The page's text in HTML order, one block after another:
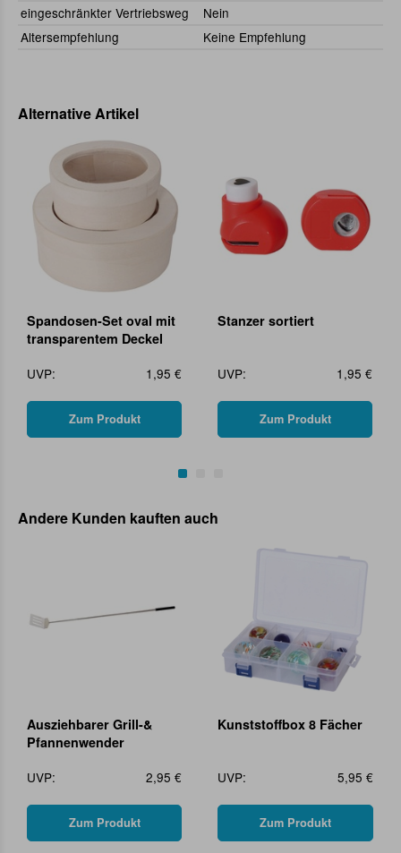
eingeschränkter Vertriebsweg
Nein
Altersempfehlung
Keine Empfehlung
Alternative Artikel
Spandosen-Set oval mit
transparentem Deckel
UVP:
1,95 €
Zum Produkt
Stanzer sortiert
UVP: 1,95 €
Zum Produkt
Andere Kunden kauften auch
Ausziehbarer Grill-&
Pfannenwender
UVP:
2,95 €
Zum Produkt
Kunststoffbox 8 Fächer
UVP: 5,95 €
Zum Produkt